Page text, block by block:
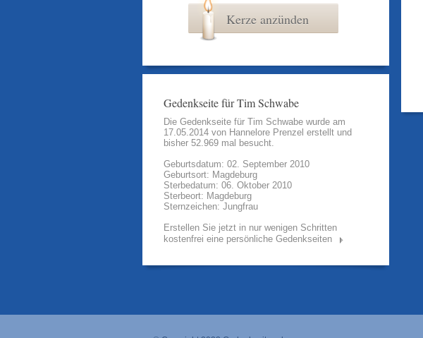
Kerze anzünden
Gedenkseite für Tim Schwabe
Die Gedenkseite für Tim Schwabe wurde am
17.05.2014 von Hannelore Prenzel erstellt und
bisher 52.969 mal besucht.
Geburtsdatum: 02. September 2010
Geburtsort: Magdeburg
Sterbedatum: 06. Oktober 2010
Sterbeort: Magdeburg
Sternzeichen: Jungfrau
Erstellen Sie jetzt in nur wenigen Schritten
kostenfrei eine persönliche Gedenkseiten